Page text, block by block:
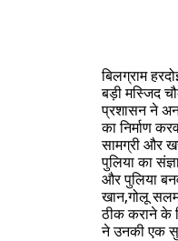
बिलग्राम
बड़ी मस्जिद
प्रशासन ने
का निर्माण
सामग्री और
पुलिया का
और पुलिया
खान,गोलू
ठीक कराने के
ने उनकी एक